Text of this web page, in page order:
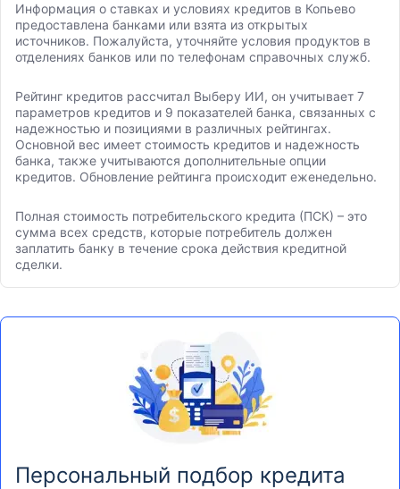
Информация о ставках и условиях кредитов в Копьево
предоставлена банками или взята из открытых
источников. Пожалуйста, уточняйте условия продуктов в
отделениях банков или по телефонам справочных служб.
Рейтинг кредитов рассчитал Выберу ИИ, он учитывает 7
параметров кредитов и 9 показателей банка, связанных с
надежностью и позициями в различных рейтингах.
Основной вес имеет стоимость кредитов и надежность
банка, также учитываются дополнительные опции
кредитов. Обновление рейтинга происходит еженедельно.
Полная стоимость потребительского кредита (ПСК) – это
сумма всех средств, которые потребитель должен
заплатить банку в течение срока действия кредитной
сделки.
Персональный подбор кредита